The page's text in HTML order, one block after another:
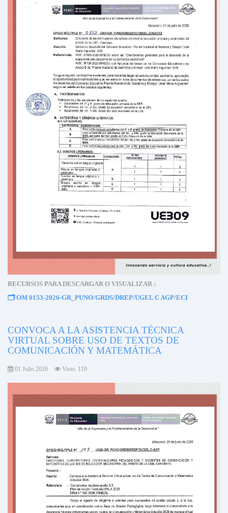
RECURSOS PARA DESCARGAR O VISUALIZAR :
🗂️ OM 0153-2026-GR_PUNO/GRDS/DREP/UGEL C AGP/ECI
CONVOCA A LA ASISTENCIA TÉCNICA
VIRTUAL SOBRE USO DE TEXTOS DE
COMUNICACIÓN Y MATEMÁTICA
01 Julio 2026 Visto: 119